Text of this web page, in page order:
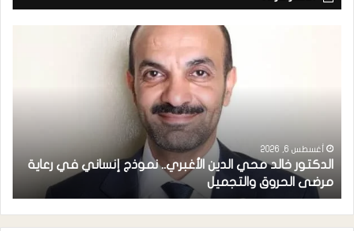
أغسطس 6, 2026
الدكتور خالد محي الدين الأغبري.. نموذج إنساني في رعاية
مرضى الحروق والتجميل